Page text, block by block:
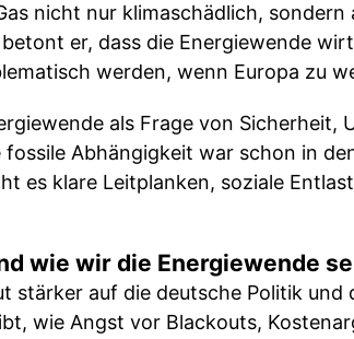
nicht nur klimaschädlich,
er, dass die Energiewende
werden, wenn Europa zu
als Frage von Sicherheit,
Abhängigkeit war schon in
es klare Leitplanken, soziale
wie wir die Energiewende
stärker auf die deutsche Politik und
wie Angst vor Blackouts,